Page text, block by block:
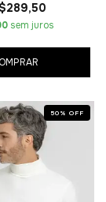
sem juros
50 % OFF